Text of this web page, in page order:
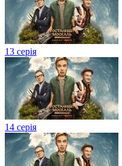
13 серія
14 серія